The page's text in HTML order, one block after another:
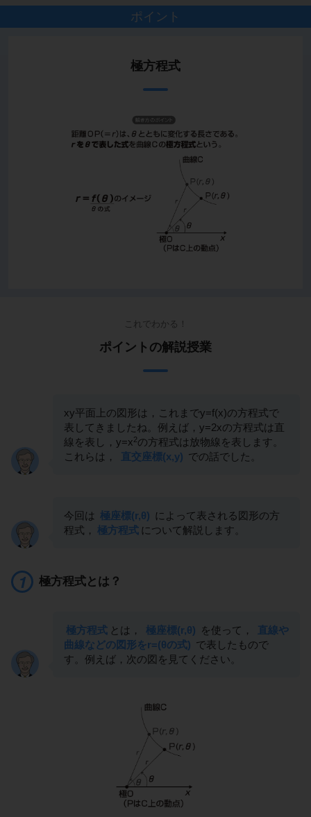
ポイント
極方程式
これでわかる！
ポイントの解説授業
xy平面上の図形は，これまでy=f(x)の方程式で
表してきましたね。例えば，y=2xの方程式は直
線を表し，y=x2の方程式は放物線を表します。
これらは，
直交座標(x,y) での話でした。
今回は 極座標(r,θ) によって表される図形の方
程式， 極方程式 について解説します。
極方程式とは？
極方程式 とは， 極座標(r,θ) を使って，
直線や
曲線などの図形をr=(θの式) で表したもので
す。例えば，次の図を見てください。